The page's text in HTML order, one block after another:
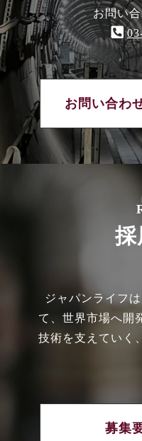
お問い
お問い合わ
採
ジャパンライフ
て、世界市場へ開
技術を支えていく
募集